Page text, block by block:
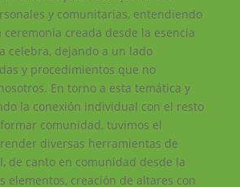
y comunitarias, entendiendo
creada desde la esencia
celebra, dejando a un lado
y procedimientos que no
En torno a esta temática y
la conexión individual con el resto
comunidad, tuvimos el
diversas herramientas de
de canto en comunidad desde la
elementos, creación de altares con